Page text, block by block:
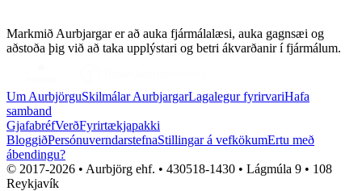
Markmið Aurbjargar er að auka fjármálalæsi, auka gagnsæi og
aðstoða þig við að taka upplýstari og betri ákvarðanir í fjármálum.
Um AurbjörguSkilmálar AurbjargarLagalegur fyrirvariHafa
samband
GjafabréfVerðFyrirtækjapakki
BloggiðPersónuverndarstefnaStillingar á vefkökumErtu með
ábendingu?
© 2017-2026 • Aurbjörg ehf. • 430518-1430 • Lágmúla 9 • 108
Reykjavík